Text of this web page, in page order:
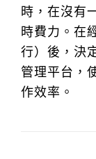
時，在沒有
時費力。在
行）後，決
管理平台，
作效率。